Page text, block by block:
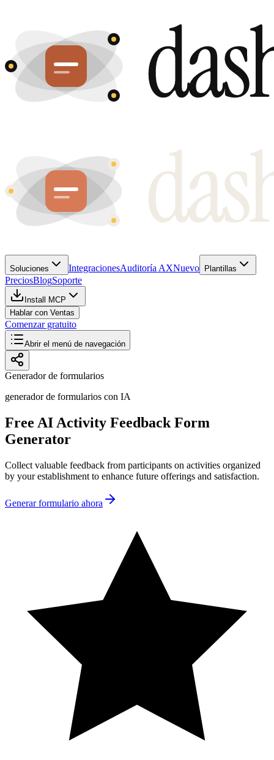
Soluciones IntegracionesAuditoría AXNuevo Plantillas
PreciosBlogSoporte
Install MCP
Hablar con Ventas
Comenzar gratuito
Abrir el menú de navegación
Generador de formularios
generador de formularios con IA
Free AI Activity Feedback Form
Generator
Collect valuable feedback from participants on activities organized
by your establishment to enhance future offerings and satisfaction.
Generar formulario ahora